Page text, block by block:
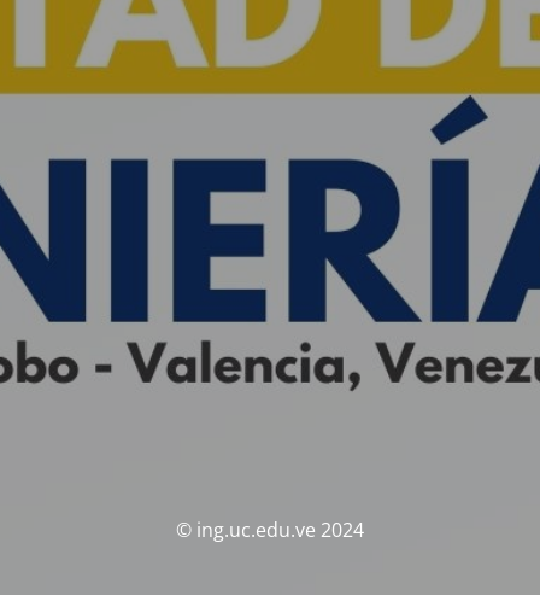
© ing.uc.edu.ve 2024